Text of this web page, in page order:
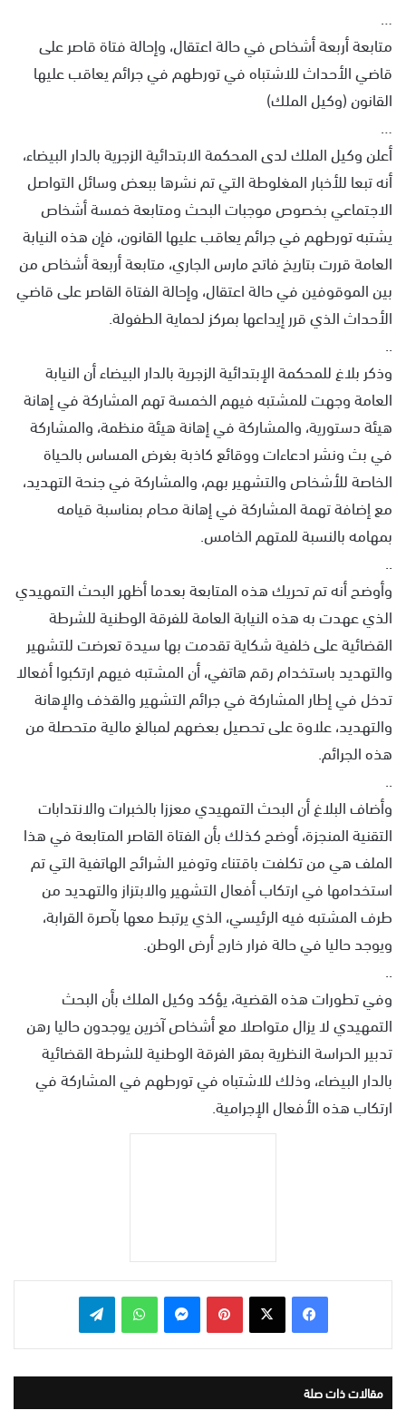
ر
و
ي
…
متابعة أربعة أشخاص في حالة اعتقال، وإحالة فتاة قاصر على
قاضي الأحداث للاشتباه في تورطهم في جرائم يعاقب عليها
القانون (وكيل الملك)
…
أعلن وكيل الملك لدى المحكمة الابتدائية الزجرية بالدار البيضاء،
أنه تبعا للأخبار المغلوطة التي تم نشرها ببعض وسائل التواصل
الاجتماعي بخصوص موجبات البحث ومتابعة خمسة أشخاص
يشتبه تورطهم في جرائم يعاقب عليها القانون، فإن هذه النيابة
العامة قررت بتاريخ فاتح مارس الجاري، متابعة أربعة أشخاص من
بين الموقوفين في حالة اعتقال، وإحالة الفتاة القاصر على قاضي
الأحداث الذي قرر إيداعها بمركز لحماية الطفولة.
..
وذكر بلاغ للمحكمة الإبتدائية الزجرية بالدار البيضاء أن النيابة
العامة وجهت للمشتبه فيهم الخمسة تهم المشاركة في إهانة
هيئة دستورية، والمشاركة في إهانة هيئة منظمة، والمشاركة
في بث ونشر ادعاءات ووقائع كاذبة بغرض المساس بالحياة
الخاصة للأشخاص والتشهير بهم، والمشاركة في جنحة التهديد،
مع إضافة تهمة المشاركة في إهانة محام بمناسبة قيامه
بمهامه بالنسبة للمتهم الخامس.
..
وأوضح أنه تم تحريك هذه المتابعة بعدما أظهر البحث التمهيدي
الذي عهدت به هذه النيابة العامة للفرقة الوطنية للشرطة
القضائية على خلفية شكاية تقدمت بها سيدة تعرضت للتشهير
والتهديد باستخدام رقم هاتفي، أن المشتبه فيهم ارتكبوا أفعالا
تدخل في إطار المشاركة في جرائم التشهير والقذف والإهانة
والتهديد، علاوة على تحصيل بعضهم لمبالغ مالية متحصلة من
هذه الجرائم.
..
وأضاف البلاغ أن البحث التمهيدي معززا بالخبرات والانتدابات
التقنية المنجزة، أوضح كذلك بأن الفتاة القاصر المتابعة في هذا
الملف هي من تكلفت باقتناء وتوفير الشرائح الهاتفية التي تم
استخدامها في ارتكاب أفعال التشهير والابتزاز والتهديد من
طرف المشتبه فيه الرئيسي، الذي يرتبط معها بآصرة القرابة،
ويوجد حاليا في حالة فرار خارج أرض الوطن.
..
وفي تطورات هذه القضية، يؤكد وكيل الملك بأن البحث
التمهيدي لا يزال متواصلا مع أشخاص آخرين يوجدون حاليا رهن
تدبير الحراسة النظرية بمقر الفرقة الوطنية للشرطة القضائية
بالدار البيضاء، وذلك للاشتباه في تورطهم في المشاركة في
ارتكاب هذه الأفعال الإجرامية.
بينتيريست واتساب
مقالات ذات صلة